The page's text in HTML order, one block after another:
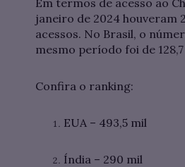
janeiro de 2024 houveram
acessos. No Brasil, o
mesmo período foi de
Confira o ranking:
EUA – 493,5 mil
Índia – 290 mil